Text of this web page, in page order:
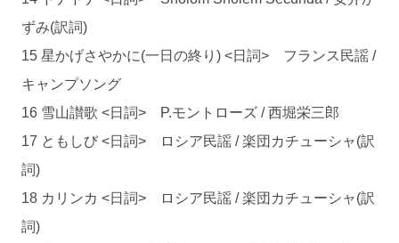
ずみ(訳詞)
15 星かげさやかに(一日の終り) <日詞> フランス民謡 /
キャンプソング
16 雪山讃歌 <日詞> P.モントローズ / 西堀栄三郎
17 ともしび <日詞> ロシア民謡 / 楽団カチューシャ(訳
詞)
18 カリンカ <日詞> ロシア民謡 / 楽団カチューシャ(訳
詞)